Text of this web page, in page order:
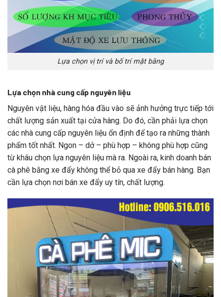
Lựa chọn vị trí và bố trí mặt bằng
Lựa chọn nhà cung cấp nguyên liệu
Nguyên vật liệu, hàng hóa đầu vào sẽ ảnh hưởng trực tiếp tới
chất lượng sản xuất tại cửa hàng. Do đó, cần phải lựa chọn
các nhà cung cấp nguyên liệu ổn định để tạo ra những thành
phẩm tốt nhất. Ngon – dở – phù hợp – không phù hợp cũng
từ khâu chọn lựa nguyên liệu mà ra. Ngoài ra, kinh doanh bán
cà phê bằng xe đẩy không thể bỏ qua xe đẩy bán hàng. Bạn
cần lựa chọn nơi bán xe đẩy uy tín, chất lượng.